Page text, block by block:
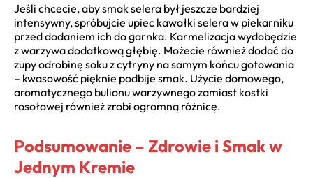
Jeśli chcecie, aby smak selera był jeszcze bardziej
intensywny, spróbujcie upiec kawałki selera w piekarniku
przed dodaniem ich do garnka. Karmelizacja wydobędzie
z warzywa dodatkową głębię. Możecie również dodać do
zupy odrobinę soku z cytryny na samym końcu gotowania
– kwasowość pięknie podbije smak. Użycie domowego,
aromatycznego bulionu warzywnego zamiast kostki
rosołowej również zrobi ogromną różnicę.
Podsumowanie – Zdrowie i Smak w
Jednym Kremie